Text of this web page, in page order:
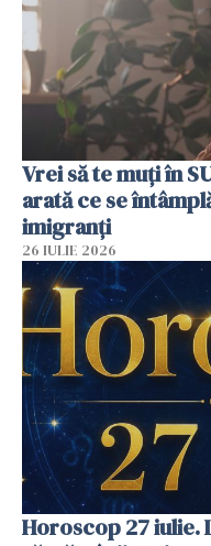
Vrei să te muți în
arată ce se
imigranți
26 IULIE 2026
Horoscop 27 iulie.